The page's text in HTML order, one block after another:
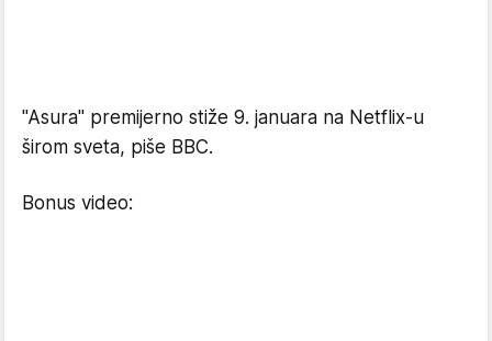
"Asura" premijerno stiže 9. januara na Netflix-u
širom sveta, piše BBC.
Bonus video: